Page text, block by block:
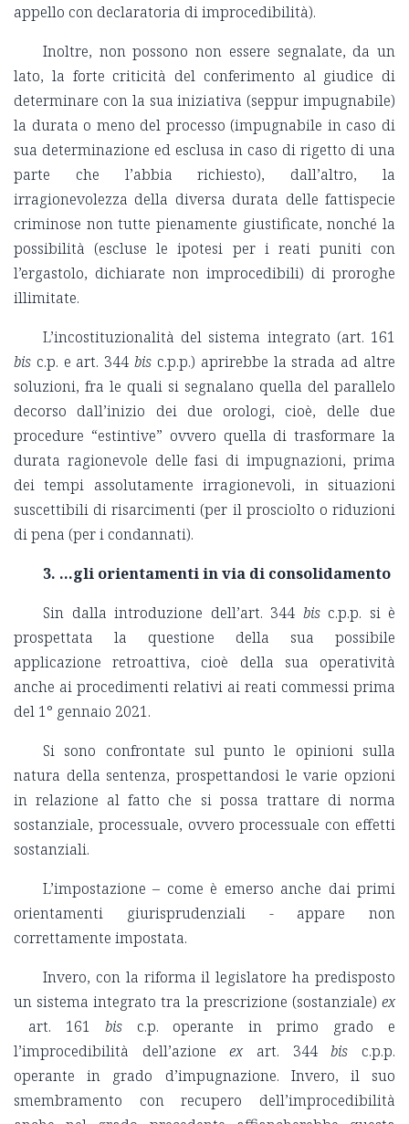
appello con declaratoria di improcedibilità).
Inoltre, non possono non essere segnalate, da un
lato, la forte criticità del conferimento al giudice di
determinare con la sua iniziativa (seppur impugnabile)
la durata o meno del processo (impugnabile in caso di
sua determinazione ed esclusa in caso di rigetto di una
parte che l’abbia richiesto), dall’altro, la
irragionevolezza della diversa durata delle fattispecie
criminose non tutte pienamente giustificate, nonché la
possibilità (escluse le ipotesi per i reati puniti con
l’ergastolo, dichiarate non improcedibili) di proroghe
illimitate.
L’incostituzionalità del sistema integrato (art. 161
bis c.p. e art. 344bis c.p.p.) aprirebbe la strada ad altre
soluzioni, fra le quali si segnalano quella del parallelo
decorso dall’inizio dei due orologi, cioè, delle due
procedure “estintive” ovvero quella di trasformare la
durata ragionevole delle fasi di impugnazioni, prima
dei tempi assolutamente irragionevoli, in situazioni
suscettibili di risarcimenti (per il prosciolto o riduzioni
di pena (per i condannati).
3. ...gli orientamenti in via di consolidamento
Sin dalla introduzione dell’art. 344 bisc.p.p. si è
prospettata la questione della sua possibile
applicazione retroattiva, cioè della sua operatività
anche ai procedimenti relativi ai reati commessi prima
del 1° gennaio 2021.
Si sono confrontate sul punto le opinioni sulla
natura della sentenza, prospettandosi le varie opzioni
in relazione al fatto che si possa trattare di norma
sostanziale, processuale, ovvero processuale con effetti
sostanziali.
L’impostazione – come è emerso anche dai primi
orientamenti giurisprudenziali - appare non
correttamente impostata.
Invero, con la riforma il legislatore ha predisposto
un sistema integrato tra la prescrizione (sostanziale) ex
art. 161 bisc.p. operante in primo grado e
l’improcedibilità dell’azioneexart. 344bis c.p.p.
operante in grado d’impugnazione. Invero, il suo
smembramento con recupero dell’improcedibilità